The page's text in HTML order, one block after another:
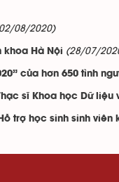
08/2020)
khoa Hà Nội (28/07/
của hơn 650 tình
sĩ Khoa học Dữ liệu
trợ học sinh sinh viên